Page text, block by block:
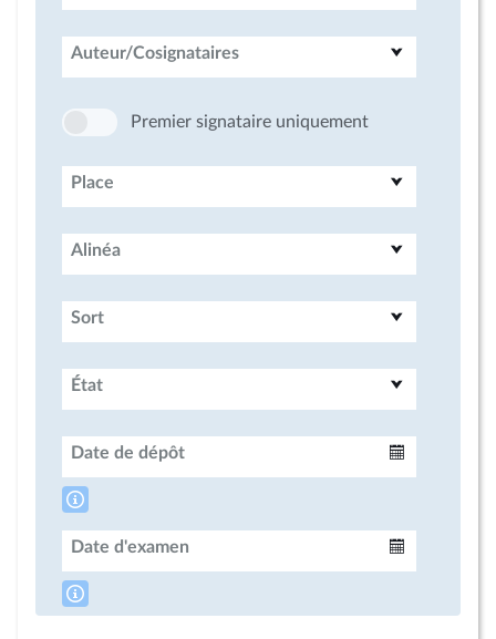
Auteur/Cosignataires
Premier signataire uniquement
Place
Alinéa
Sort
État
Date de dépôt
Date d'examen